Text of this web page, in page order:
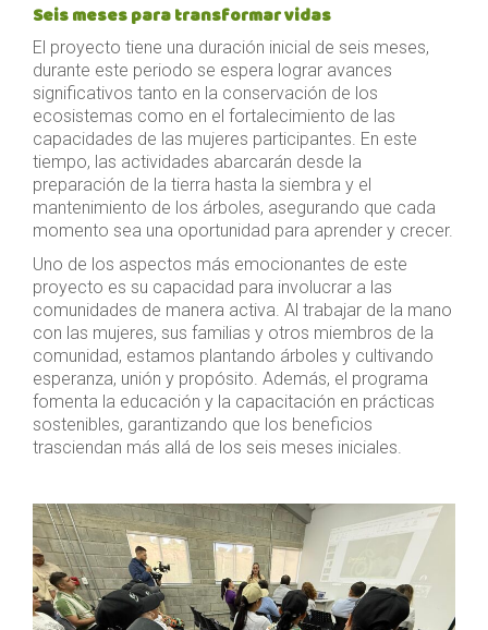
Seis meses para transformar vidas
El proyecto tiene una duración inicial de seis meses,
durante este periodo se espera lograr avances
significativos tanto en la conservación de los
ecosistemas como en el fortalecimiento de las
capacidades de las mujeres participantes. En este
tiempo, las actividades abarcarán desde la
preparación de la tierra hasta la siembra y el
mantenimiento de los árboles, asegurando que cada
momento sea una oportunidad para aprender y crecer.
Uno de los aspectos más emocionantes de este
proyecto es su capacidad para involucrar a las
comunidades de manera activa. Al trabajar de la mano
con las mujeres, sus familias y otros miembros de la
comunidad, estamos plantando árboles y cultivando
esperanza, unión y propósito. Además, el programa
fomenta la educación y la capacitación en prácticas
sostenibles, garantizando que los beneficios
trasciendan más allá de los seis meses iniciales.